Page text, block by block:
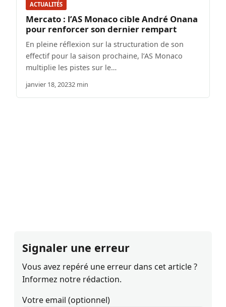
ACTUALITÉS
Mercato : l’AS Monaco cible André Onana
pour renforcer son dernier rempart
En pleine réflexion sur la structuration de son
effectif pour la saison prochaine, l’AS Monaco
multiplie les pistes sur le…
janvier 18, 20232 min
Signaler une erreur
Vous avez repéré une erreur dans cet article ?
Informez notre rédaction.
Votre email (optionnel)